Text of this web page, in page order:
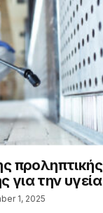
προληπτικής
για την υγεία
1, 2025